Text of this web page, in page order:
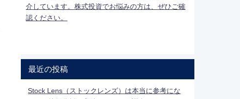
介しています。株式投資でお悩みの方は、ぜひご確
認ください。
最近の投稿
Stock Lens（ストックレンズ）は本当に参考にな